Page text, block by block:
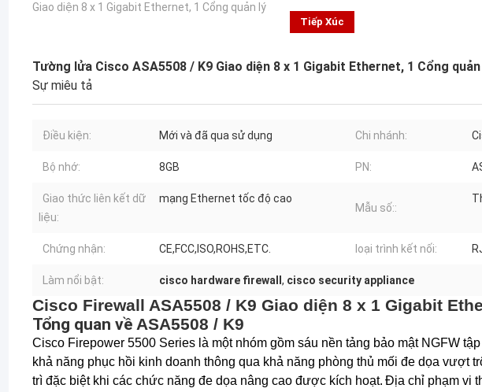
Giao diện 8 x 1 Gigabit Ethernet, 1 Cổng quản lý
Tiếp Xúc
Tường lửa Cisco ASA5508 / K9 Giao diện 8 x 1 Gigabit Ethernet, 1 Cổng
Sự miêu tả
Điều kiện: Mới và đã qua sử dụng Chi nhánh:
Bộ nhớ: 8GB PN:
Giao thức liên kết dữ
liệu:
mạng Ethernet tốc độ cao
Mẫu số::
Chứng nhận: CE,FCC,ISO,ROHS,ETC. loại trình kết nối:
Làm nổi bật: cisco hardware firewall , cisco security appliance
Cisco Firewall ASA5508 / K9 Giao diện 8 x 1 Gigabit
Tổng quan về ASA5508 / K9
Cisco Firepower 5500 Series là một nhóm gồm sáu nền tảng bảo mật NGFW
khả năng phục hồi kinh doanh thông qua khả năng phòng thủ mối đe dọa vượt
trì đặc biệt khi các chức năng đe dọa nâng cao được kích hoạt. Địa chỉ phạm vi